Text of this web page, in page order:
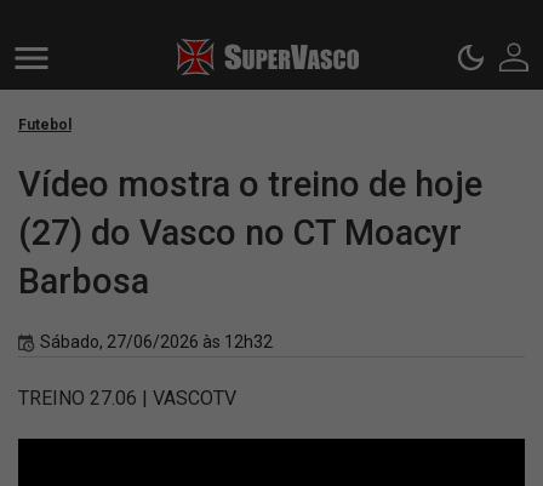
Futebol
Vídeo mostra o treino de hoje
(27) do Vasco no CT Moacyr
Barbosa
Sábado, 27/06/2026 às 12h32
TREINO 27.06 | VASCOTV